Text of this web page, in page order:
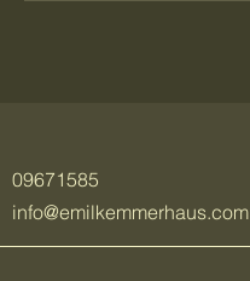
09671585
info@emilkemmerhaus.com